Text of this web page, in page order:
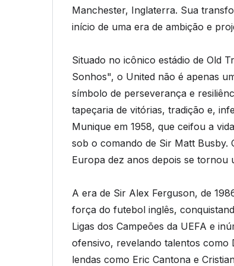
Manchester, Inglaterra. Sua
início de uma era de ambição e
Situado no icônico estádio de Old
Sonhos", o United não é apenas
símbolo de perseverança e
tapeçaria de vitórias, tradição e,
Munique em 1958, que ceifou a
sob o comando de Sir Matt Busby.
Europa dez anos depois se tornou
A era de Sir Alex Ferguson, de
força do futebol inglês,
Ligas dos Campeões da UEFA e
ofensivo, revelando talentos como
lendas como Eric Cantona e